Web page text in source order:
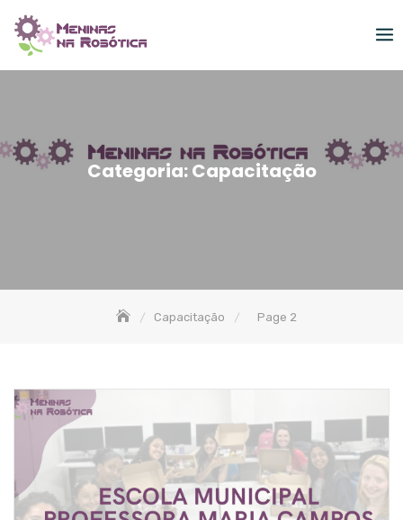
content
Categoria:Capacitação
Capacitação Page 2